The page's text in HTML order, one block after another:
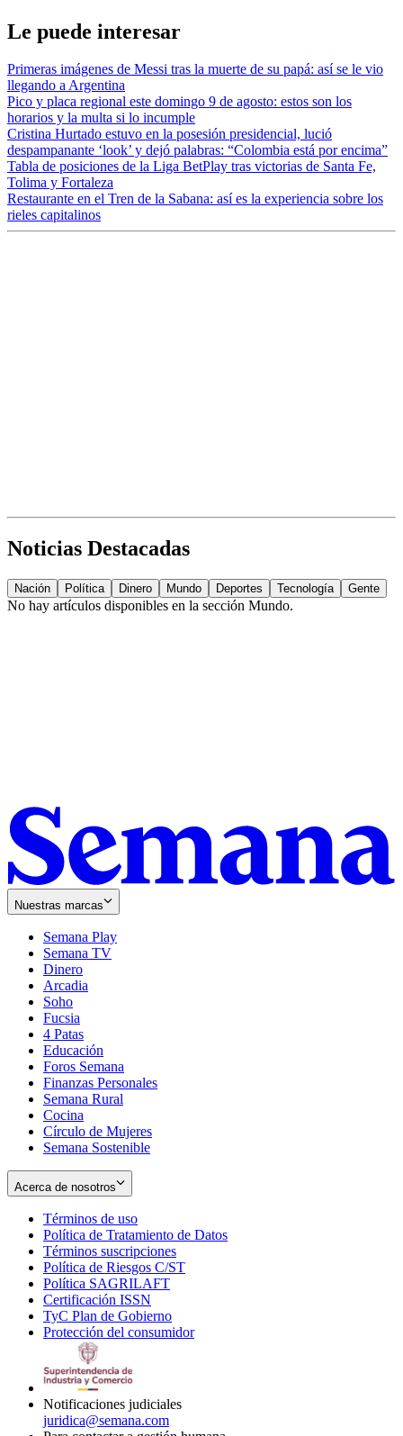
Le puede interesar
Primeras imágenes de Messi tras la muerte de su papá: así se le vio
llegando a Argentina
Pico y placa regional este domingo 9 de agosto: estos son los
horarios y la multa si lo incumple
Cristina Hurtado estuvo en la posesión presidencial, lució
despampanante ‘look’ y dejó palabras: “Colombia está por encima”
Tabla de posiciones de la Liga BetPlay tras victorias de Santa Fe,
Tolima y Fortaleza
Restaurante en el Tren de la Sabana: así es la experiencia sobre los
rieles capitalinos
Noticias Destacadas
Nación Política Dinero Mundo Deportes Tecnología Gente
No hay artículos disponibles en la sección Mundo.
Nuestras marcas
Semana Play
Semana TV
Dinero
Arcadia
Soho
in
new
window
Fucsia
in
new
window
4 Patas
Educación
Foros Semana
Finanzas Personales
Semana Rural
Cocina
Círculo de Mujeres
Semana Sostenible
Acerca de nosotros
Términos de uso
in
new
window
Política de Tratamiento de Datos
Términos suscripciones
in
Política de Riesgos C/ST
Política SAGRILAFT
new
window
Certificación ISSN
in
new
TyC Plan de Gobierno
in
Protección del consumidorOpens
Notificaciones judiciales
juridica@semana.com